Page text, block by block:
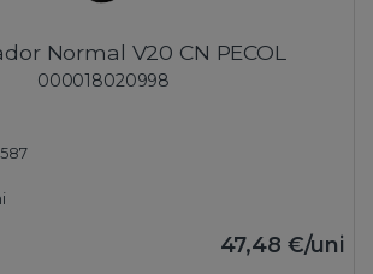
Normal V20 CN PECOL
000018020998
47,48 €/uni